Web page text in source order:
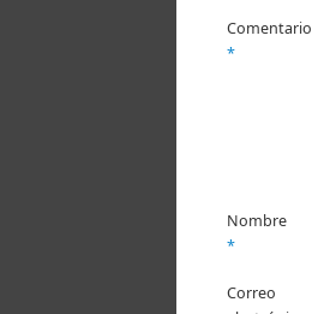
Comentario
*
Nombre
*
Correo